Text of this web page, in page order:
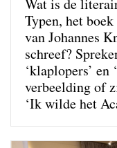
Wat is de
Typen, het
van Johannes
schreef?
‘klaplopers’ en
verbeelding of
‘Ik wilde het